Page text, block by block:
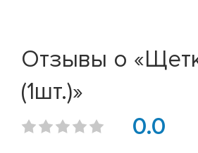
Отзывы о
(1шт.)»
0.0